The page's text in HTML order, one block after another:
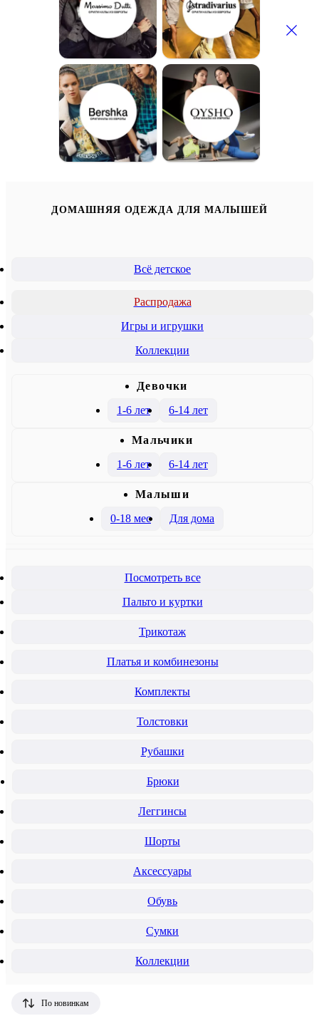
ДОМАШНЯЯ ОДЕЖДА ДЛЯ МАЛЫШЕЙ
Всё детское
Распродажа
Игры и игрушки
Коллекции
Девочки
1-6 лет
6-14 лет
Mальчики
1-6 лет
6-14 лет
Малыши
0-18 мес
Для дома
Посмотреть все
Пальто и куртки
Трикотаж
Платья и комбинезоны
Комплекты
Толстовки
Рубашки
Брюки
Леггинсы
Шорты
Аксессуары
Обувь
Сумки
Коллекции
По новинкам